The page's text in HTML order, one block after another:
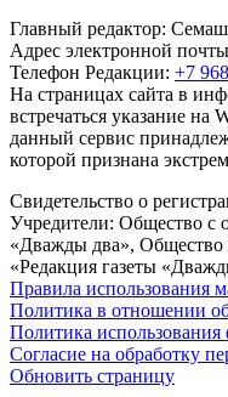
Главный редактор:
Адрес электронной
Телефон Редакции: +7
На страницах сайта в
встречаться указание
данный сервис
которой признана
Свидетельство о
Учредители: Общество с
«Дважды два», Общество
«Редакция газеты
Правила использования
Политика в отношении
Политика использования
Согласие на обработку
Обновить страницу